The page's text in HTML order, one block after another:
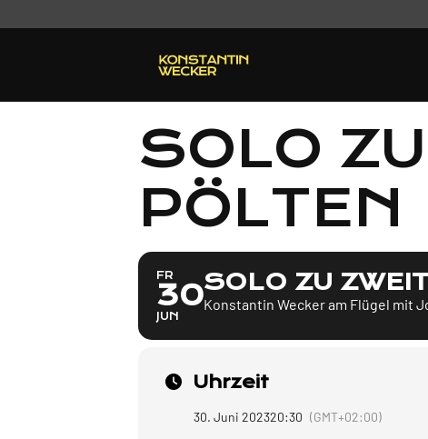
SOLO
PÖLTEN
FR
30
JUN
SOLO ZU
Konstantin Wecker am Flügel mit
Uhrzeit
30. Juni 202320:30 (GMT+02:00)